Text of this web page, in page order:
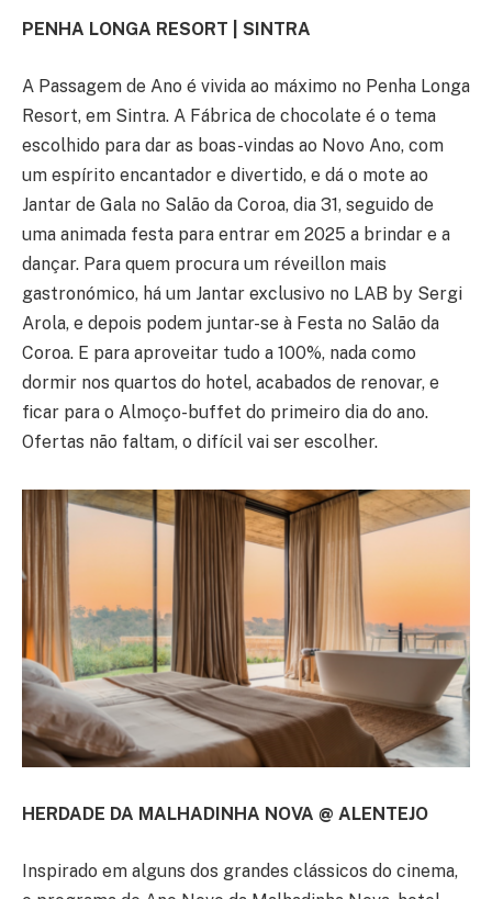
PENHA LONGA RESORT | SINTRA
A Passagem de Ano é vivida ao máximo no Penha Longa
Resort, em Sintra. A Fábrica de chocolate é o tema
escolhido para dar as boas-vindas ao Novo Ano, com
um espírito encantador e divertido, e dá o mote ao
Jantar de Gala no Salão da Coroa, dia 31, seguido de
uma animada festa para entrar em 2025 a brindar e a
dançar. Para quem procura um réveillon mais
gastronómico, há um Jantar exclusivo no LAB by Sergi
Arola, e depois podem juntar-se à Festa no Salão da
Coroa. E para aproveitar tudo a 100%, nada como
dormir nos quartos do hotel, acabados de renovar, e
ficar para o Almoço-buffet do primeiro dia do ano.
Ofertas não faltam, o difícil vai ser escolher.
HERDADE DA MALHADINHA NOVA @ ALENTEJO
Inspirado em alguns dos grandes clássicos do cinema,